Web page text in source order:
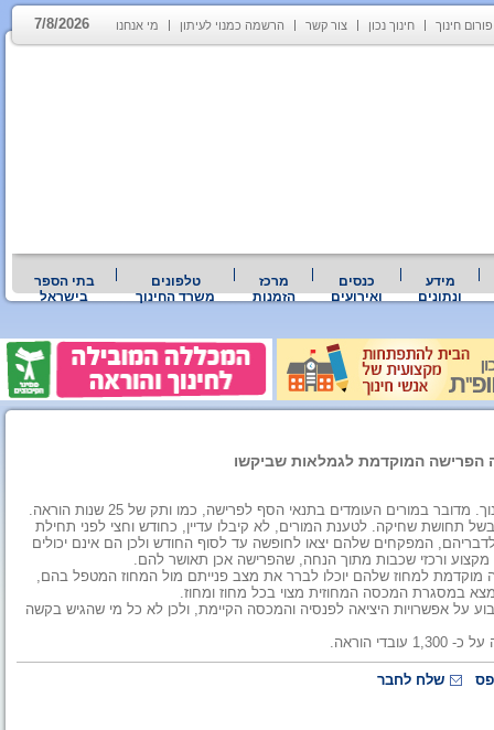
פורום חינוך חינוך נכון צור קשר הרשמה כמנוי לעיתון מי אנחנו 7/8/2026
מידע
ונתונים
כנסים
ואירועים
מרכז
הזמנות
טלפונים
משרד החינוך
בתי הספר
בישראל
הפרישה המוקדמת לגמלאות שביקשו
לקו לחינוך פנו מורים שהגישו בקשה לפרישה מוקדמת ממערכת החינוך. מדובר במורים העומדים בתנאי הסף לפרישה, כמו ותק של 25 שנות הוראה.
תחושת שחיקה. לטענת המורים, לא קיבלו עדיין, כחודש וחצי לפני תחילת
המפקחים שלהם יצאו לחופשה עד לסוף החודש ולכן הם אינם יכולים
מקצוע ורכזי שכבות מתוך הנחה, שהפרישה אכן תאושר להם.
מוקדמת למחוז שלהם יוכלו לברר את מצב פנייתם מול המחוז המטפל בהם,
במסגרת המכסה המחוזית מצוי בכל מחוז ומחוז.
על אפשרויות היציאה לפנסיה והמכסה הקיימת, ולכן לא כל מי שהגיש בקשה
הוראה.
שלח לחבר